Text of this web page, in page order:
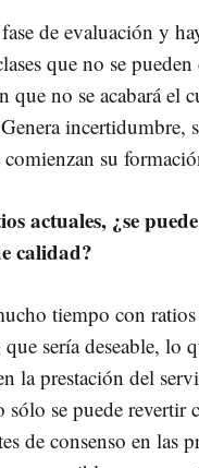
de evaluación y
que no se
que no se acabará el
incertidumbre,
su
actuales, ¿se
calidad?
tiempo con
sería deseable, lo
la prestación del
sólo se puede revertir
de consenso en las